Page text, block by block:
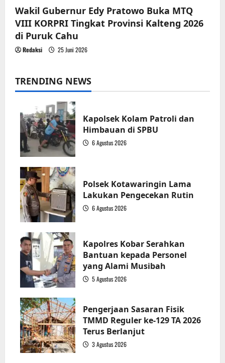
Wakil Gubernur Edy Pratowo Buka MTQ
VIII KORPRI Tingkat Provinsi Kalteng 2026
di Puruk Cahu
Redaksi 25 Juni 2026
TRENDING NEWS
Kapolsek Kolam Patroli dan
Himbauan di SPBU
6 Agustus 2026
Polsek Kotawaringin Lama
Lakukan Pengecekan Rutin
6 Agustus 2026
Kapolres Kobar Serahkan
Bantuan kepada Personel
yang Alami Musibah
5 Agustus 2026
Pengerjaan Sasaran Fisik
TMMD Reguler ke-129 TA 2026
Terus Berlanjut
3 Agustus 2026